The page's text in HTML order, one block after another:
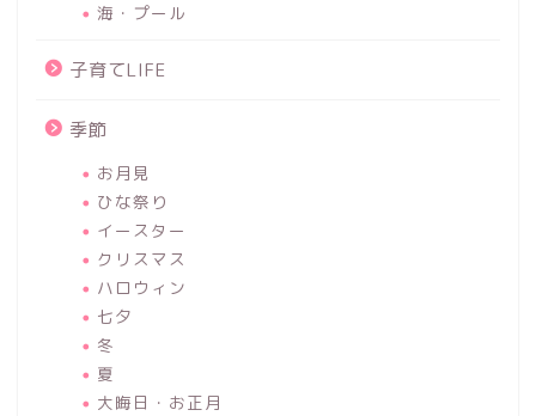
海・プール
子育てLIFE
季節
お月見
ひな祭り
イースター
クリスマス
ハロウィン
七夕
冬
夏
大晦日・お正月